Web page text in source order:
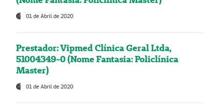
01 de Abril de 2020
Prestador: Vipmed Clínica Geral Ltda,
51004349-0 (Nome Fantasia: Policlínica
Master)
01 de Abril de 2020